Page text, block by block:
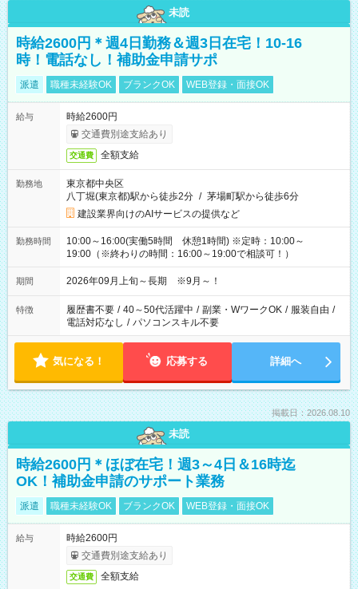
未読
時給2600円＊週4日勤務＆週3日在宅！10-16
時！電話なし！補助金申請サポ
派遣 職種未経験OK ブランクOK WEB登録・面接OK
給与
時給2600円
交通費別途支給あり
交通費 全額支給
勤務地
東京都中央区
八丁堀(東京都)駅から徒歩2分 / 茅場町駅から徒歩6分
建設業界向けのAIサービスの提供など
勤務時間
10:00～16:00(実働5時間 休憩1時間) ※定時：10:00～
19:00（※終わりの時間：16:00～19:00で相談可！）
期間 2026年09月上旬～長期 ※9月～！
特徴 履歴書不要 / 40～50代活躍中 / 副業・WワークOK / 服装自由 /
電話対応なし / パソコンスキル不要
気になる！ 応募する 詳細へ
掲載日：2026.08.10
未読
時給2600円＊ほぼ在宅！週3～4日＆16時迄
OK！補助金申請のサポート業務
派遣 職種未経験OK ブランクOK WEB登録・面接OK
給与
時給2600円
交通費別途支給あり
交通費 全額支給